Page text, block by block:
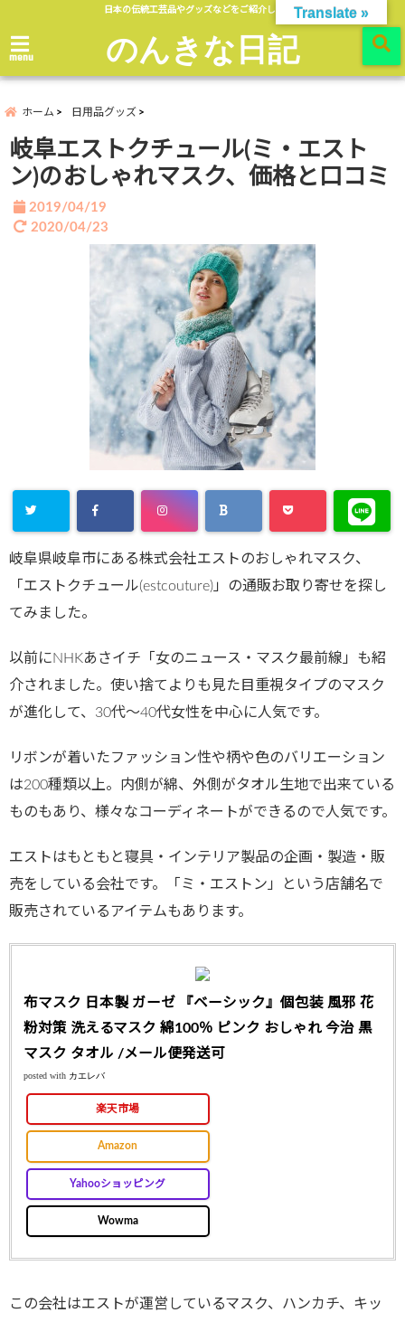
日本の伝統工芸品やグッズなどをご紹介します。
menu のんきな日記
ホーム 日用品グッズ
岐阜エストクチュール(ミ・エスト
ン)のおしゃれマスク、価格と口コミ
2019/04/19
2020/04/23
岐阜県岐阜市にある株式会社エストのおしゃれマスク、
「エストクチュール(estcouture)」の通販お取り寄せを探し
てみました。
以前にNHKあさイチ「女のニュース・マスク最前線」も紹
介されました。使い捨てよりも見た目重視タイプのマスク
が進化して、30代～40代女性を中心に人気です。
リボンが着いたファッション性や柄や色のバリエーション
は200種類以上。内側が綿、外側がタオル生地で出来ている
ものもあり、様々なコーディネートができるので人気です。
エストはもともと寝具・インテリア製品の企画・製造・販
売をしている会社です。「ミ・エストン」という店舗名で
販売されているアイテムもあります。
布マスク 日本製 ガーゼ 『ベーシック』個包装 風邪 花
粉対策 洗えるマスク 綿100％ ピンク おしゃれ 今治 黒
マスク タオル /メール便発送可
posted with カエレバ
楽天市場
Amazon
Yahooショッピング
Wowma
この会社はエストが運営しているマスク、ハンカチ、キッ
Translate »